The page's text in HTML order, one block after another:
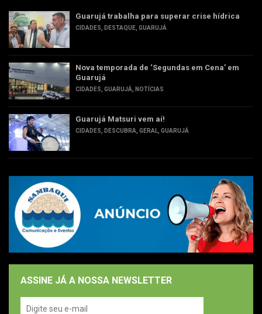
Guarujá trabalha para superar crise hídrica
CIDADES DESTAQUE GUARUJÁ
Nova temporada de ‘Segundas em Cena’ em
Guarujá
CIDADES GUARUJÁ NOTÍCIAS
Guarujá Matsuri vem aí!
CIDADES DESCUBRA GERAL GUARUJÁ
ASSINE JÁ A NOSSA NEWSLETTER